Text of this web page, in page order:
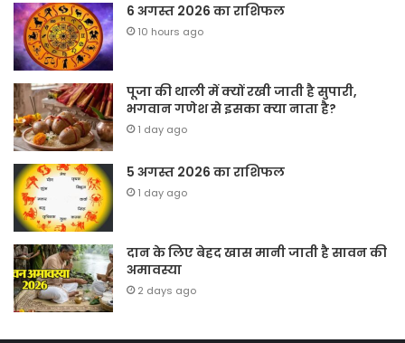
6 अगस्त 2026 का राशिफल
10 hours ago
पूजा की थाली में क्यों रखी जाती है सुपारी,
भगवान गणेश से इसका क्या नाता है?
1 day ago
5 अगस्त 2026 का राशिफल
1 day ago
दान के लिए बेहद खास मानी जाती है सावन की
अमावस्या
2 days ago